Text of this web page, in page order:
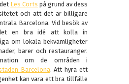
Les Corts på grund av dess
och att det är billigare
Barcelona. Vid besök av
en bra idé att kolla in
om lokala bekvämligheter
barer och restauranger.
om de områden i
Barcelona. Att hyra ett
kan vara ett bra tillfälle